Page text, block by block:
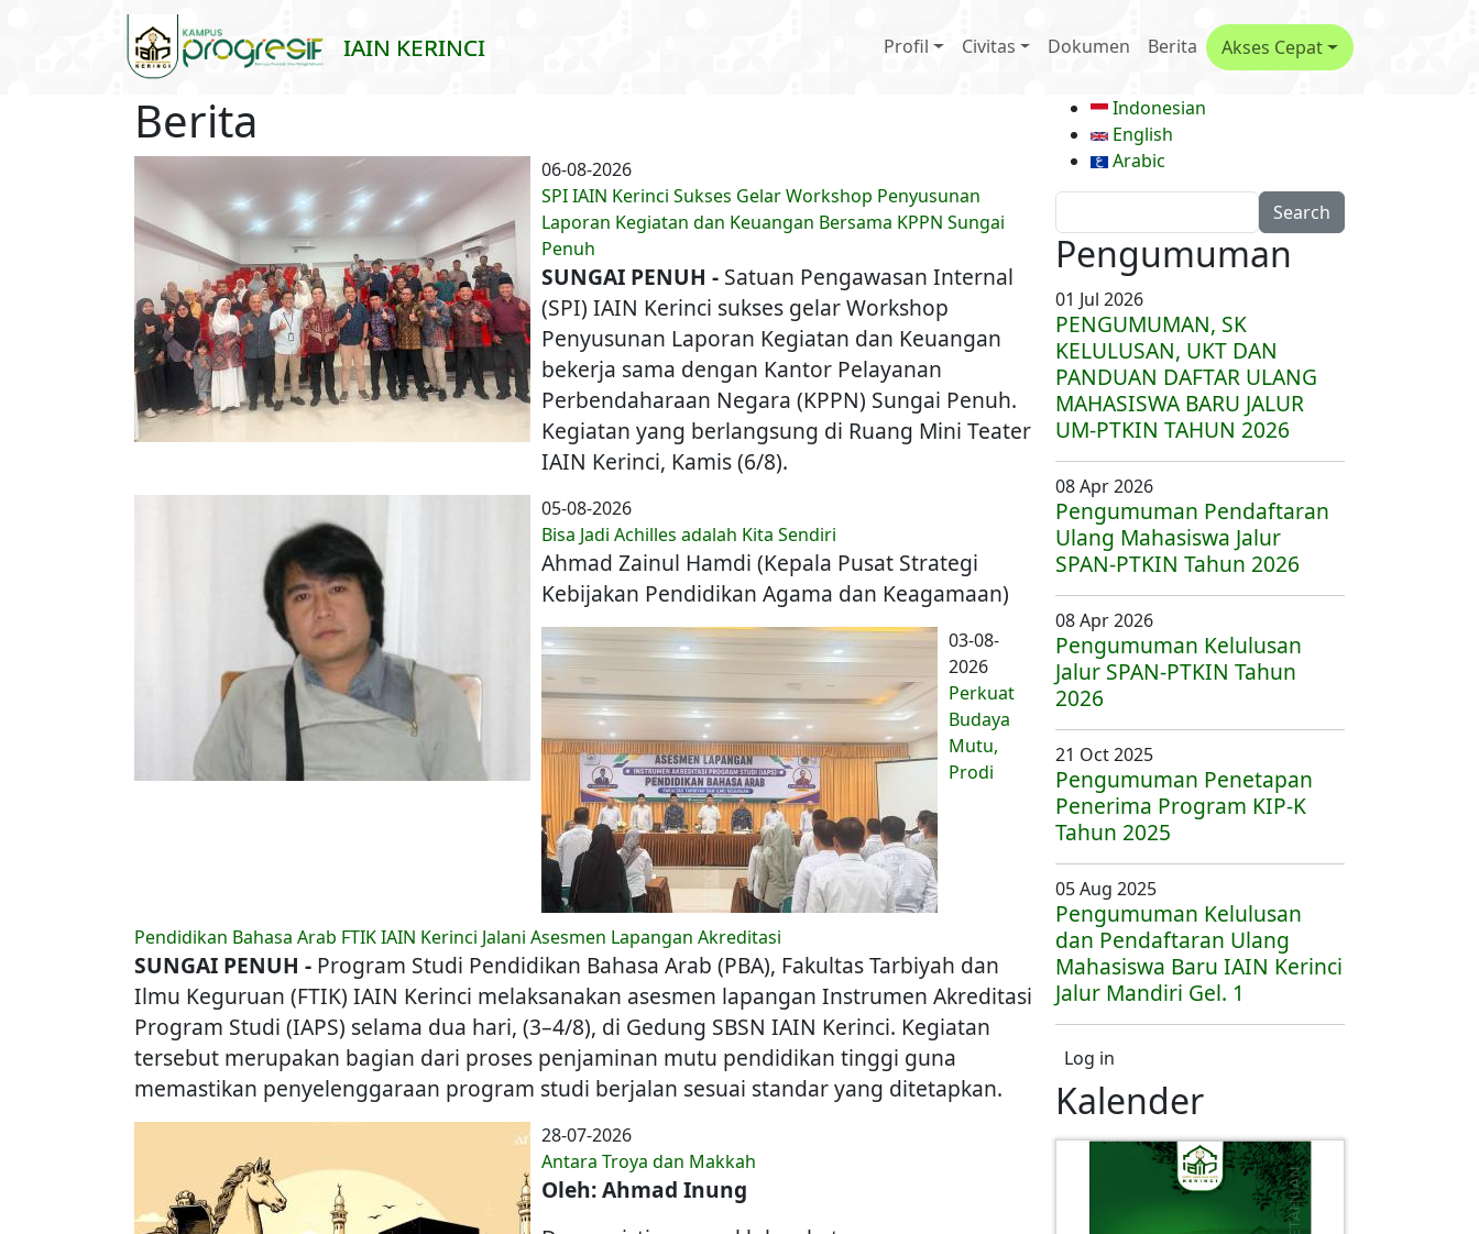
Skip to main content
IAIN KERINCI Main navigation
Profil Civitas Dokumen Berita Akses Cepat
Berita
06-08-2026
SPI IAIN Kerinci Sukses Gelar Workshop Penyusunan
Laporan Kegiatan dan Keuangan Bersama KPPN Sungai
Penuh
SUNGAI PENUH - Satuan Pengawasan Internal
(SPI) IAIN Kerinci sukses gelar Workshop
Penyusunan Laporan Kegiatan dan Keuangan
bekerja sama dengan Kantor Pelayanan
Perbendaharaan Negara (KPPN) Sungai Penuh.
Kegiatan yang berlangsung di Ruang Mini Teater
IAIN Kerinci, Kamis (6/8).
05-08-2026
Bisa Jadi Achilles adalah Kita Sendiri
Ahmad Zainul Hamdi (Kepala Pusat Strategi
Kebijakan Pendidikan Agama dan Keagamaan)
03-08-
2026
Perkuat
Budaya
Mutu,
Prodi
Pendidikan Bahasa Arab FTIK IAIN Kerinci Jalani Asesmen Lapangan Akreditasi
SUNGAI PENUH - Program Studi Pendidikan Bahasa Arab (PBA), Fakultas Tarbiyah dan
Ilmu Keguruan (FTIK) IAIN Kerinci melaksanakan asesmen lapangan Instrumen Akreditasi
Program Studi (IAPS) selama dua hari, (3–4/8), di Gedung SBSN IAIN Kerinci. Kegiatan
tersebut merupakan bagian dari proses penjaminan mutu pendidikan tinggi guna
memastikan penyelenggaraan program studi berjalan sesuai standar yang ditetapkan.
28-07-2026
Antara Troya dan Makkah
Oleh: Ahmad Inung
Indonesian
English
Arabic
Pengumuman
01 Jul 2026
PENGUMUMAN, SK
KELULUSAN, UKT DAN
PANDUAN DAFTAR ULANG
MAHASISWA BARU JALUR
UM-PTKIN TAHUN 2026
08 Apr 2026
Pengumuman Pendaftaran
Ulang Mahasiswa Jalur
SPAN-PTKIN Tahun 2026
08 Apr 2026
Pengumuman Kelulusan
Jalur SPAN-PTKIN Tahun
2026
21 Oct 2025
Pengumuman Penetapan
Penerima Program KIP-K
Tahun 2025
05 Aug 2025
Pengumuman Kelulusan
dan Pendaftaran Ulang
Mahasiswa Baru IAIN Kerinci
Jalur Mandiri Gel. 1
User account menu
Log in
Kalender